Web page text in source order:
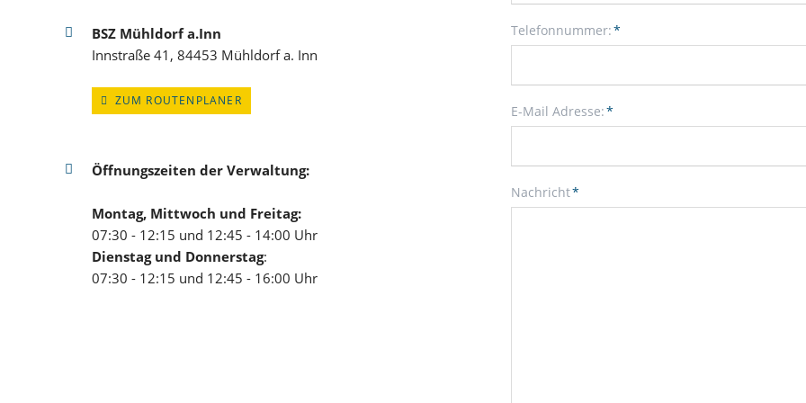
BSZ Mühldorf a.Inn
Innstraße 41, 84453 Mühldorf a. Inn
ZUM ROUTENPLANER
Öffnungszeiten der Verwaltung:
Montag, Mittwoch und Freitag:
07:30 - 12:15 und 12:45 - 14:00 Uhr
Dienstag und Donnerstag:
07:30 - 12:15 und 12:45 - 16:00 Uhr
Pflichtfeld
Telefonnummer:*
Pflichtfeld
E-Mail Adresse:*
Pflichtfeld
Nachricht*